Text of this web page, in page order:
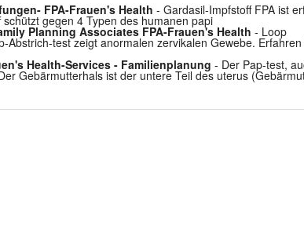
FPA-Frauen's Health - Gardasil-Impfstoff FPA ist
gegen 4 Typen des humanen papi
Planning Associates FPA-Frauen's Health - Loop
test zeigt anormalen zervikalen Gewebe.
Health-Services - Familienplanung - Der Pap-test,
Gebärmutterhals ist der untere Teil des uterus